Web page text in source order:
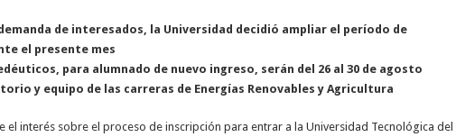
de interesados, la Universidad decidió ampliar el período de
el presente mes
para alumnado de nuevo ingreso, serán del 26 al 30 de agosto
y equipo de las carreras de Energías Renovables y Agricultura
el interés sobre el proceso de inscripción para entrar a la Universidad Tecnológica del